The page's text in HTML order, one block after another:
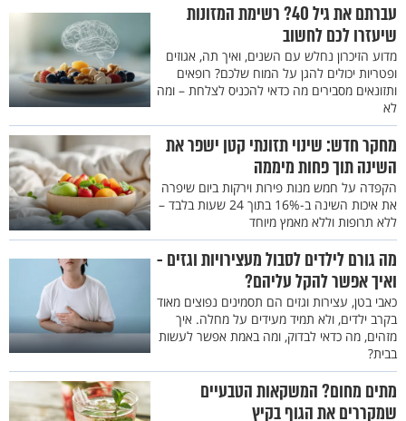
עברתם את גיל 40? רשימת המזונות
שיעזרו לכם לחשוב
מדוע הזיכרון נחלש עם השנים, ואיך תה, אגוזים
ופטריות יכולים להגן על המוח שלכם? רופאים
ותזונאים מסבירים מה כדאי להכניס לצלחת – ומה
לא
מחקר חדש: שינוי תזונתי קטן ישפר את
השינה תוך פחות מיממה
הקפדה על חמש מנות פירות וירקות ביום שיפרה
את איכות השינה ב-16% בתוך 24 שעות בלבד –
ללא תרופות וללא מאמץ מיוחד
מה גורם לילדים לסבול מעצירויות וגזים -
ואיך אפשר להקל עליהם?
כאבי בטן, עצירות וגזים הם תסמינים נפוצים מאוד
בקרב ילדים, ולא תמיד מעידים על מחלה. איך
מזהים, מה כדאי לבדוק, ומה באמת אפשר לעשות
בבית?
מתים מחום? המשקאות הטבעיים
שמקררים את הגוף בקיץ